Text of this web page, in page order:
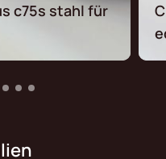
c75s stahl für